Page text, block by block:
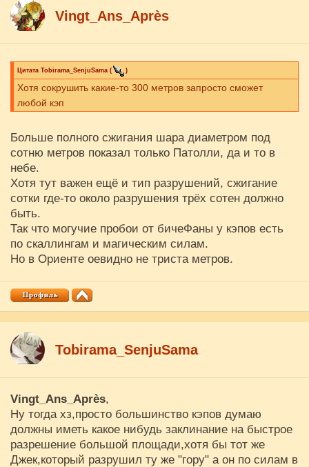
Vingt_Ans_Après
Цитата Tobirama_SenjuSama ( )
Хотя сокрушить какие-то 300 метров запросто сможет
любой кэп
Больше полного сжигания шара диаметром под
сотню метров показал только Патолли, да и то в
небе.
Хотя тут важен ещё и тип разрушений, сжигание
сотки где-то около разрушения трёх сотен должно
быть.
Так что могучие пробои от бичеФаны у кэпов есть
по скаллингам и магическим силам.
Но в Ориенте оевидно не триста метров.
Tobirama_SenjuSama
Vingt_Ans_Après,
Ну тогда хз,просто большинство кэпов думаю
должны иметь какое нибудь заклинание на быстрое
разрешение большой площади,хотя бы тот же
Джек,который разрушил ту же "гору" а он по силам в